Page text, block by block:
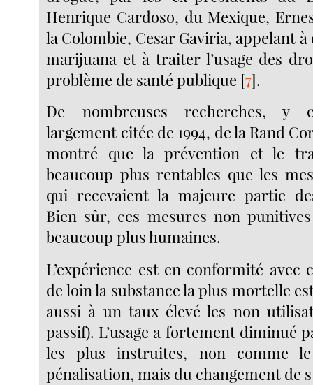
Henrique Cardoso, du Mexique,
la Colombie, Cesar Gaviria, appelant
marijuana et à traiter l’usage des
problème de santé publique [7].
De nombreuses recherches, y
largement citée de 1994, de la Rand
montré que la prévention et le
beaucoup plus rentables que les
qui recevaient la majeure partie
Bien sûr, ces mesures non
beaucoup plus humaines.
L’expérience est en conformité avec
de loin la substance la plus mortelle
aussi à un taux élevé les non
passif). L’usage a fortement diminué
les plus instruites, non comme
pénalisation, mais du changement de